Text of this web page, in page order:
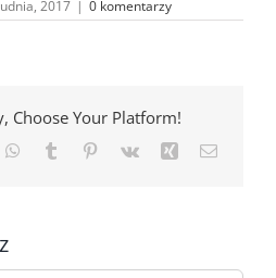
2017 | 0 komentarzy
Choose Your Platform!
WhatsApp
Tumblr Pinterest
Vk Xing Email